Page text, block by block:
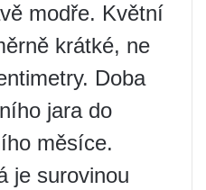
modře. Květní
krátké, ne
Doba
jara do
měsíce.
je surovinou